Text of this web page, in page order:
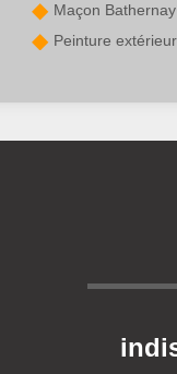
Maçon Bathernay
Peinture